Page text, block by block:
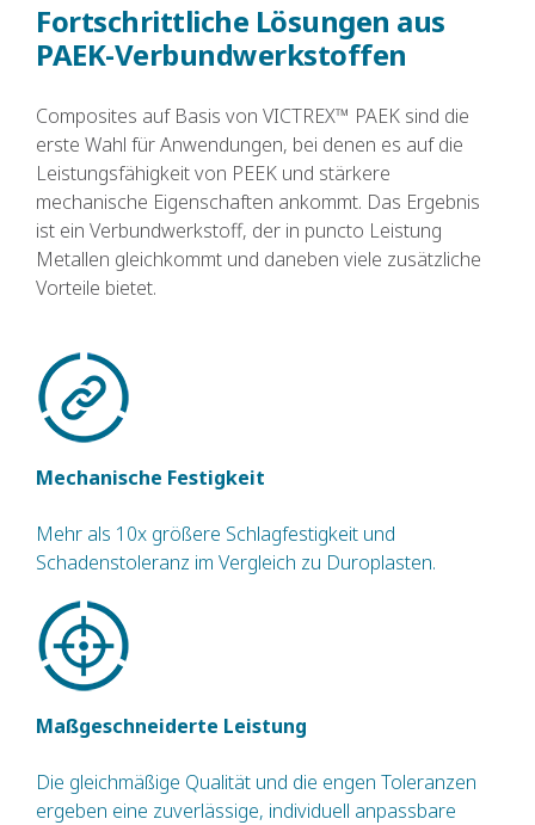
Fortschrittliche Lösungen aus
PAEK-Verbundwerkstoffen
Composites auf Basis von VICTREX™ PAEK sind die
erste Wahl für Anwendungen, bei denen es auf die
Leistungsfähigkeit von PEEK und stärkere
mechanische Eigenschaften ankommt. Das Ergebnis
ist ein Verbundwerkstoff, der in puncto Leistung
Metallen gleichkommt und daneben viele zusätzliche
Vorteile bietet.
Mechanische Festigkeit
Mehr als 10x größere Schlagfestigkeit und
Schadenstoleranz im Vergleich zu Duroplasten.
Maßgeschneiderte Leistung
Die gleichmäßige Qualität und die engen Toleranzen
ergeben eine zuverlässige, individuell anpassbare